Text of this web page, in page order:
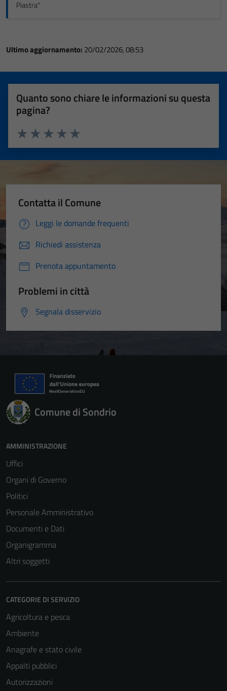
Piastra"
Ultimo aggiornamento: 20/02/2026, 08:53
Quanto sono chiare le informazioni su questa
pagina?
Valuta 5 stelle su 5
Valuta 4 stelle su 5
Valuta 3 stelle su 5
Valuta 2 stelle su 5
Valuta 1 stelle su 5
Contatta il Comune
Leggi le domande frequenti
Richiedi assistenza
Prenota appuntamento
Problemi in città
Segnala disservizio
Comune di Sondrio
AMMINISTRAZIONE
Uffici
Organi di Governo
Politici
Personale Amministrativo
Documenti e Dati
Organigramma
Altri soggetti
CATEGORIE DI SERVIZIO
Agricoltura e pesca
Ambiente
Anagrafe e stato civile
Appalti pubblici
Autorizzazioni